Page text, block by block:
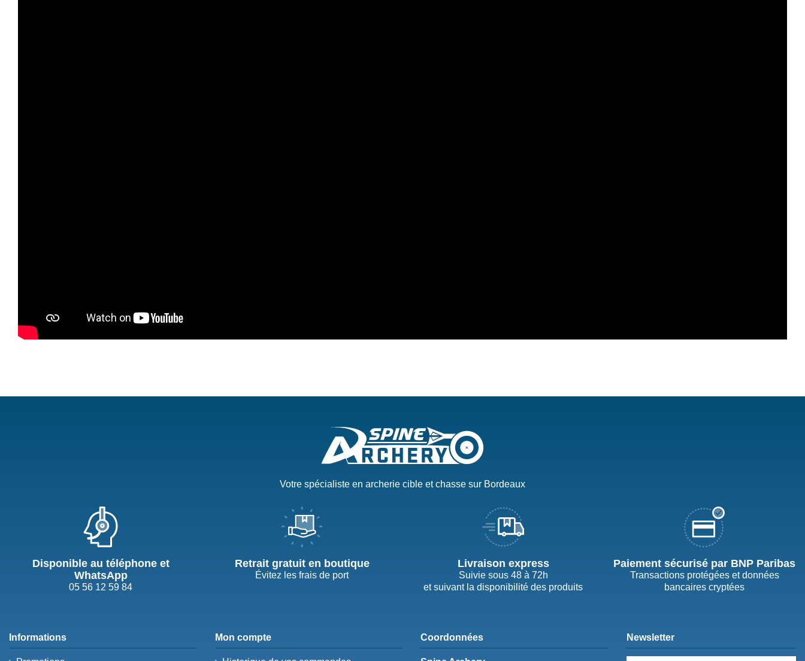
Votre spécialiste en archerie cible et chasse sur Bordeaux
Disponible au téléphone et
WhatsApp
05 56 12 59 84
Retrait gratuit en boutique
Évitez les frais de port
Livraison express
Suivie sous 48 à 72h
et suivant la disponibilité des produits
Paiement sécurisé par BNP Paribas
Transactions protégées et données
bancaires cryptées
Informations Mon compte Coordonnées Newsletter